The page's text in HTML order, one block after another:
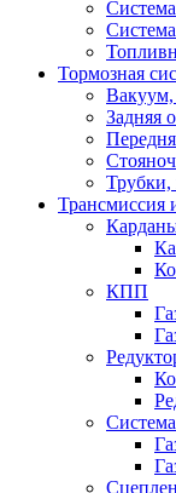
Тормозная
Задняя
Трансмиссия
КПП